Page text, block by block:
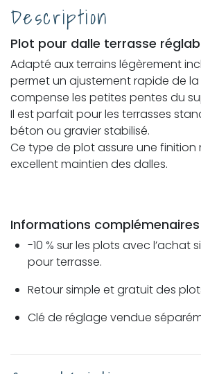
Description
Plot pour dalle terrasse
Adapté aux terrains légèrement
permet un ajustement rapide de
compense les petites pentes du
Il est parfait pour les terrasses
béton ou gravier stabilisé.
Ce type de plot assure une finition
excellent maintien des dalles.
Informations complémenaires
-10 % sur les plots avec l’achat
pour terrasse.
Retour simple et gratuit des
Clé de réglage vendue